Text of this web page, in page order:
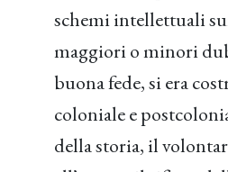
schemi intellettuali
maggiori o minori
buona fede, si era
coloniale e
della storia, il